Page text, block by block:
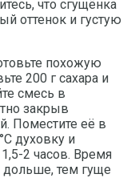
что сгущёнка
оттенок и густую
похожую
200 г сахара и
смесь в
закрыв
Поместите её в
духовку и
2 часов. Время
дольше, тем гуще